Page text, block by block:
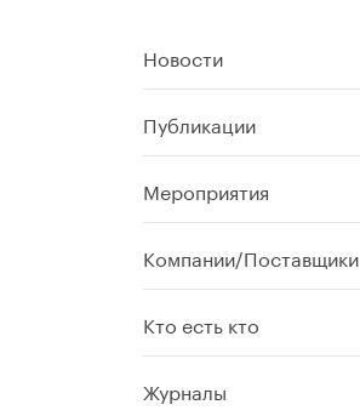
Новости
Публикации
Мероприятия
Компании/Поставщики
Кто есть кто
Журналы